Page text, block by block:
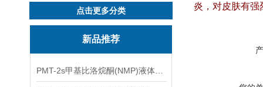
点击更多分类
新品推荐
炎，对皮肤有强